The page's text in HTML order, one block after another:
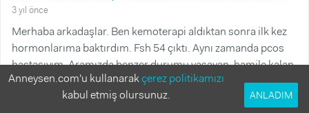
3 yıl önce
Merhaba arkadaşlar. Ben kemoterapi aldıktan sonra ilk kez
hormonlarıma baktırdım. Fsh 54 çıktı. Aynı zamanda pcos
hastasıyım. Aramızda benzer durumu yaşayan, hamile kalan
var mııı...devamı
Anneysen.com'u kullanarakçerez politikamızı
kabul etmiş olursunuz.
ANLADIM
Yanıtlanmamış Sorular Yanıtlanmış Sorular